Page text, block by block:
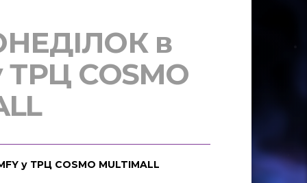
в
ТРЦ COSMO
у ТРЦ COSMO MULTIMALL